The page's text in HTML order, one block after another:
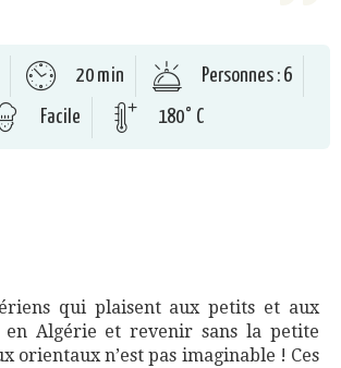
20 min
Personnes : 6
Facile
180° C
qui plaisent aux petits et aux
Algérie et revenir sans la petite
orientaux n’est pas imaginable ! Ces